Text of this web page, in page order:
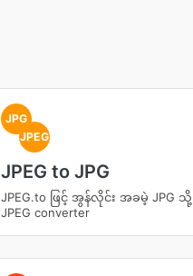
JPG
JPEG
JPEG to JPG
JPEG.to ဖြင့် အွန်လိုင်း အခမဲ့ JPG သို့
JPEG converter